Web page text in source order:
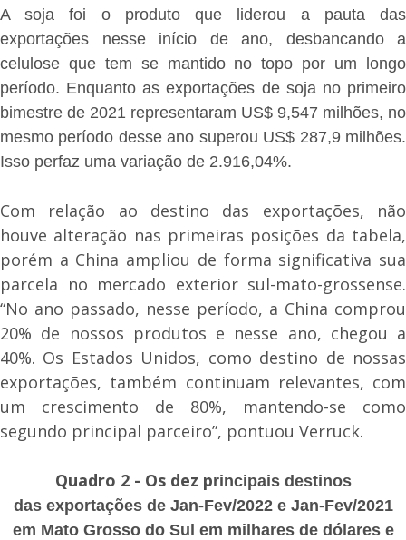
A soja foi o produto que liderou a pauta das
exportações nesse início de ano, desbancando a
celulose que tem se mantido no topo por um longo
período. Enquanto as exportações de soja no primeiro
bimestre de 2021 representaram US$ 9,547 milhões, no
mesmo período desse ano superou US$ 287,9 milhões.
Isso perfaz uma variação de 2.916,04%.
Com relação ao destino das exportações, não
houve alteração nas primeiras posições da tabela,
porém a China ampliou de forma significativa sua
parcela no mercado exterior sul-mato-grossense.
“No ano passado, nesse período, a China comprou
20% de nossos produtos e nesse ano, chegou a
40%. Os Estados Unidos, como destino de nossas
exportações, também continuam relevantes, com
um crescimento de 80%, mantendo-se como
segundo principal parceiro”, pontuou Verruck.
Quadro 2 - Os dez principais destinos
dasexportações de Jan-Fev/2022 e Jan-Fev/2021
em Mato Grosso do Sul em milhares de dólarese